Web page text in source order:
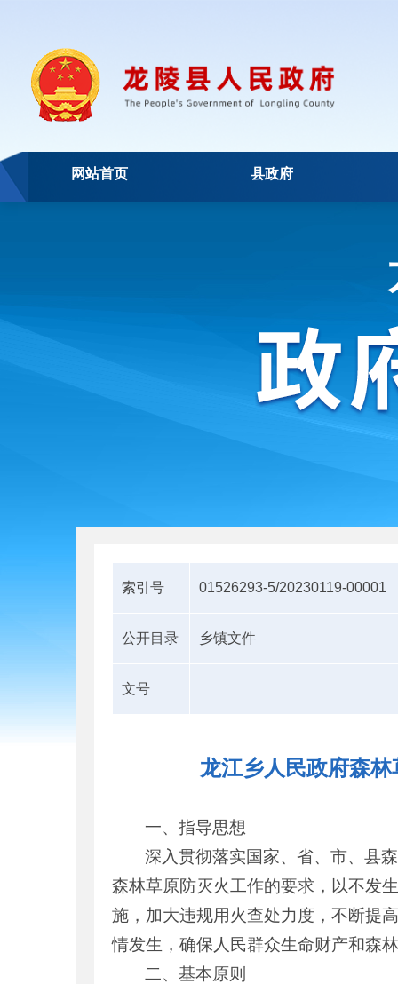
网站首页 县政府
索引号 01526293-5/20230119-00001
公开目录 乡镇文件
文号
龙江乡人民政府森
一、指导思想
深入贯彻落实国家、省、市、县
森林草原防灭火工作的要求，以不发
施，加大违规用火查处力度，不断提
情发生，确保人民群众生命财产和森
二、基本原则